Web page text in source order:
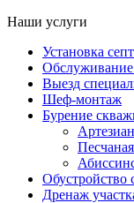
Наши услуги
Установка
Обслуживание
Выезд
Шеф-монтаж
Бурение
Обустройство
Дренаж